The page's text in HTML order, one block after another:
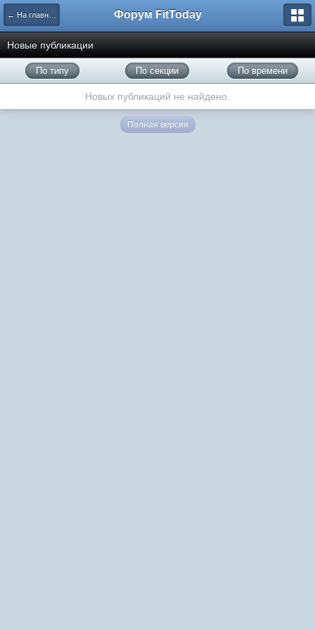
← На главную Форум FitToday
Новые публикации
По типу По секции По времени
Новых публикаций не найдено.
Полная версия